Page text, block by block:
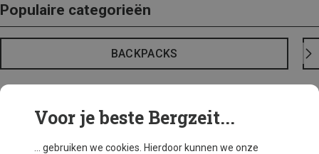
Populaire categorieën
BACKPACKS
Voor je beste Bergzeit...
... gebruiken we cookies. Hierdoor kunnen we onze